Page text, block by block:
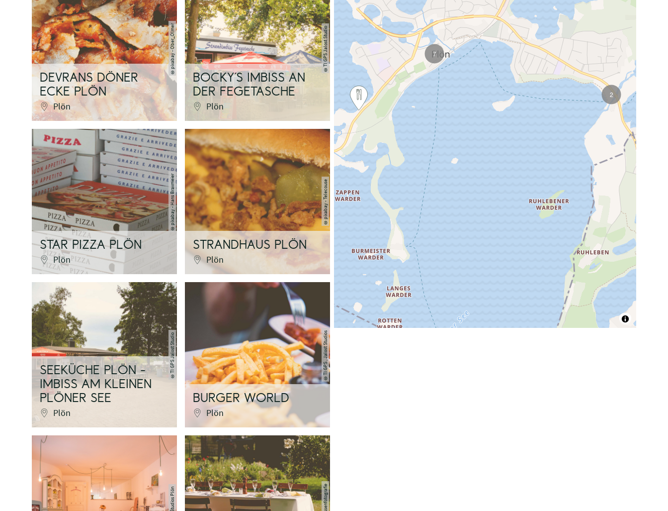
©
pixabay - Ober_Olmer
DEVRANS DÖNER
ECKE PLÖN
Plön
©
TI GPS Jalost Studio
BOCKY´S IMBISS AN
DER FEGETASCHE
Plön
©
pixabay - Hans Braxmeier
STAR PIZZA PLÖN
Plön
©
pixabay - Telecouse
STRANDHAUS PLÖN
Plön
©
TI GPS Jalost Studio
SEEKÜCHE PLÖN -
IMBISS AM KLEINEN
PLÖNER SEE
Plön
©
TI GPS , Jalost Studios
BURGER WORLD
Plön
Karte wird geladen...
2
7